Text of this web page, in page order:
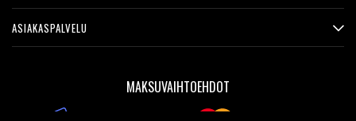
ASIAKASPALVELU
MAKSUVAIHTOEHDOT